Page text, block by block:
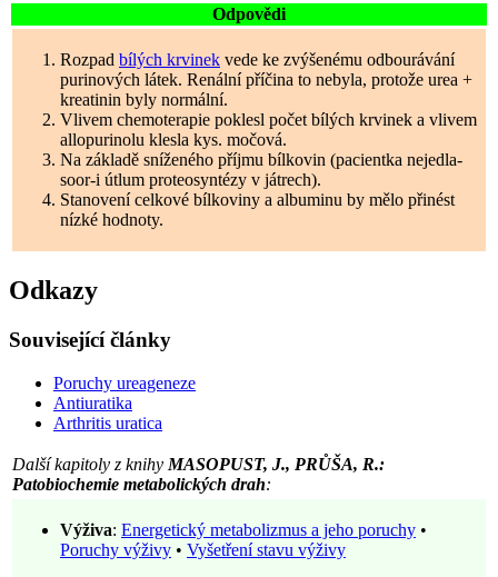
Odpovědi
Rozpad bílých krvinek vede ke zvýšenému odbourávání
purinových látek. Renální příčina to nebyla, protože urea +
kreatinin byly normální.
Vlivem chemoterapie poklesl počet bílých krvinek a vlivem
allopurinolu klesla kys. močová.
Na základě sníženého příjmu bílkovin (pacientka nejedla-
soor-i útlum proteosyntézy v játrech).
Stanovení celkové bílkoviny a albuminu by mělo přinést
nízké hodnoty.
Odkazy
Související články
Poruchy ureageneze
Antiuratika
Arthritis uratica
Další kapitoly z knihy MASOPUST, J., PRŮŠA, R.:
Patobiochemie metabolických drah:
Výživa: Energetický metabolizmus a jeho poruchy •
Poruchy výživy • Vyšetření stavu výživy